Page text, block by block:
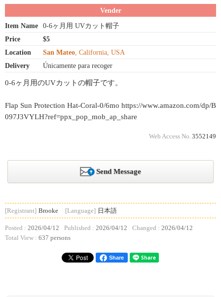
Vender
Item Name
0-6ヶ月用 UVカット帽子
Price
$5
Location
San Mateo, California, USA
Delivery
Únicamente para recoger
0-6ヶ月用のUVカットの帽子です。
Flap Sun Protection Hat-Coral-0/6mo https://www.amazon.com/dp/B
097J3VYLH?ref=ppx_pop_mob_ap_share
Web Access No. 3552149
Send Message
[Registrant] Brooke [Language] 日本語
Posted : 2026/04/12 Published : 2026/04/12 Changed : 2026/04/12
Total View : 637 persons
Share